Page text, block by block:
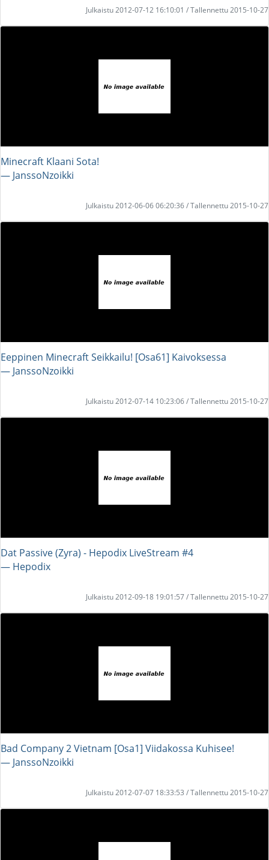
Julkaistu 2012-07-12 16:10:01 / Tallennettu 2015-10-27
Minecraft Klaani Sota!
― JanssoNzoikki
Julkaistu 2012-06-06 06:20:36 / Tallennettu 2015-10-27
Eeppinen Minecraft Seikkailu! [Osa61] Kaivoksessa
― JanssoNzoikki
Julkaistu 2012-07-14 10:23:06 / Tallennettu 2015-10-27
Dat Passive (Zyra) - Hepodix LiveStream #4
― Hepodix
Julkaistu 2012-09-18 19:01:57 / Tallennettu 2015-10-27
Bad Company 2 Vietnam [Osa1] Viidakossa Kuhisee!
― JanssoNzoikki
Julkaistu 2012-07-07 18:33:53 / Tallennettu 2015-10-27